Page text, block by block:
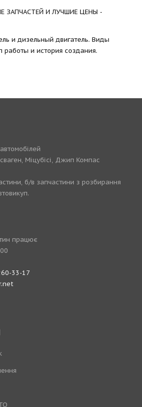
ЗАПЧАСТЕЙ И ЛУЧШИЕ ЦЕНЫ -
и дизельный двигатель. Виды
работы и история создания.
Міцубісі, Джип Компас
б/в запчастини з розбирання
працює
33-17